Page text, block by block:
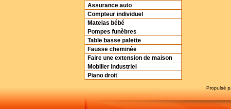
Assurance auto
Compteur individuel
Matelas bébé
Pompes funèbres
Table basse palette
Fausse cheminée
Faire une extension de maison
Mobilier industriel
Piano droit
Propulsé